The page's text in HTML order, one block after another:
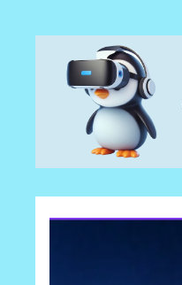
contenu